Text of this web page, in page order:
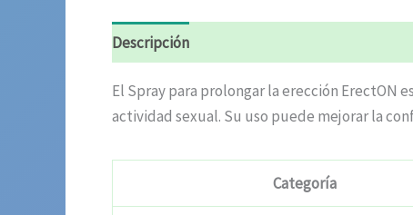
Descripción
El Spray para prolongar la erección ErectON
actividad sexual. Su uso puede mejorar la
Categoría